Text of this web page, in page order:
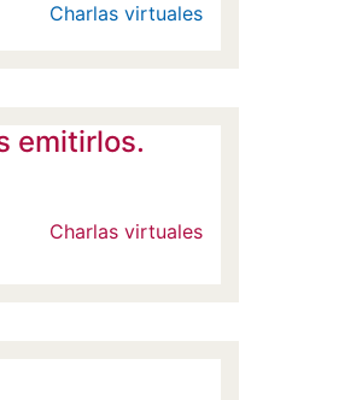
Charlas virtuales
emitirlos.
Charlas virtuales